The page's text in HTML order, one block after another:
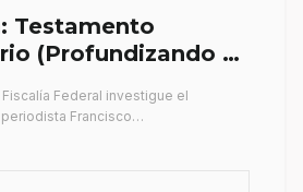
Testamento
(Profundizando su
Federal investigue el
Francisco…